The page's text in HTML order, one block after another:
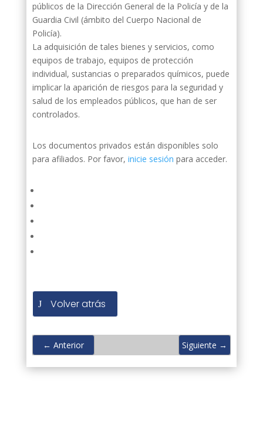
públicos de la Dirección General de la Policía y de la
Guardia Civil (ámbito del Cuerpo Nacional de
Policía).
La adquisición de tales bienes y servicios, como
equipos de trabajo, equipos de protección
individual, sustancias o preparados químicos, puede
implicar la aparición de riesgos para la seguridad y
salud de los empleados públicos, que han de ser
controlados.
Los documentos privados están disponibles solo
para afiliados. Por favor, inicie sesión para acceder.
Volver atrás
← Anterior Siguiente →